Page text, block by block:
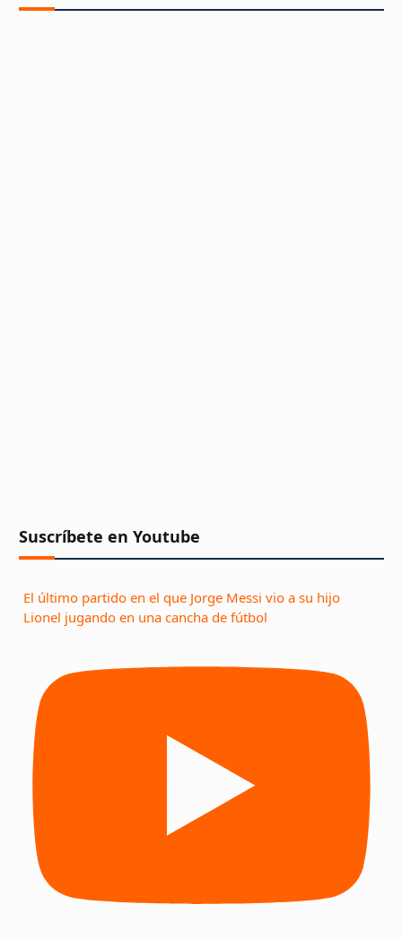
Suscríbete en Youtube
El último partido en el que Jorge Messi vio a su hijo
Lionel jugando en una cancha de fútbol